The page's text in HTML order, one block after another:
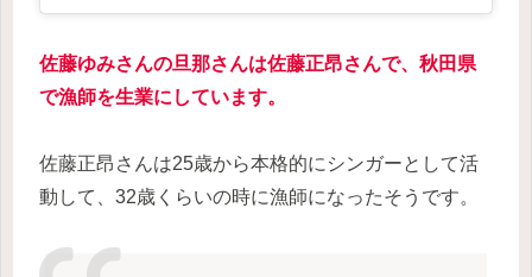
佐藤ゆみさんの旦那さんは佐藤正昂さんで、秋田県
で漁師を生業にしています。
佐藤正昂さんは25歳から本格的にシンガーとして活
動して、32歳くらいの時に漁師になったそうです。